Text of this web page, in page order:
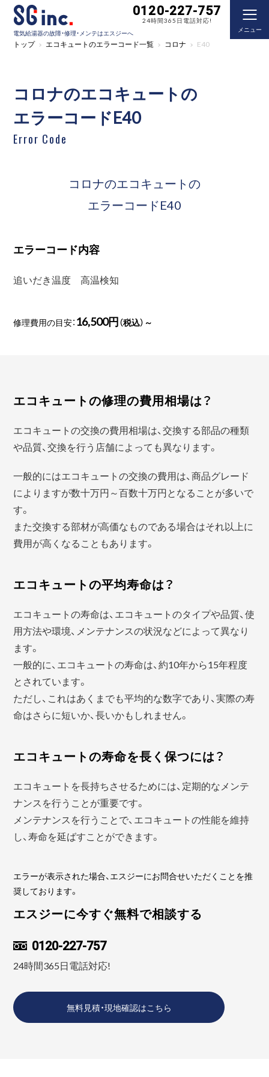
電気給湯器の故障・修理・メンテはエスジーへ
0120-227-757
24時間365日電話対応!
メニュー
トップ エコキュートのエラーコード一覧 コロナ E40
コロナのエコキュートの
エラーコードE40
Error Code
コロナのエコキュートの
エラーコードE40
エラーコード内容
追いだき温度 高温検知
修理費用の目安： 16,500円（税込）～
エコキュートの修理の費用相場は？
エコキュートの交換の費用相場は、交換する部品の種類
や品質、交換を行う店舗によっても異なります。
一般的にはエコキュートの交換の費用は、商品グレード
によりますが数十万円～百数十万円となることが多いで
す。
また交換する部材が高価なものである場合はそれ以上に
費用が高くなることもあります。
エコキュートの平均寿命は？
エコキュートの寿命は、エコキュートのタイプや品質、使
用方法や環境、メンテナンスの状況などによって異なり
ます。
一般的に、エコキュートの寿命は、約10年から15年程度
とされています。
ただし、これはあくまでも平均的な数字であり、実際の寿
命はさらに短いか、長いかもしれません。
エコキュートの寿命を長く保つには？
エコキュートを長持ちさせるためには、定期的なメンテ
ナンスを行うことが重要です。
メンテナンスを行うことで、エコキュートの性能を維持
し、寿命を延ばすことができます。
エラーが表示された場合、エスジーにお問合せいただくことを推
奨しております。
エスジーに今すぐ無料で相談する
0120-227-757
24時間365日電話対応!
無料見積・現地確認はこちら